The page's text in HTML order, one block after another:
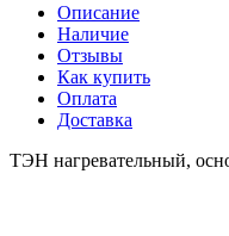
Описание
Наличие
Отзывы
Как купить
Оплата
Доставка
ТЭН нагревательный,